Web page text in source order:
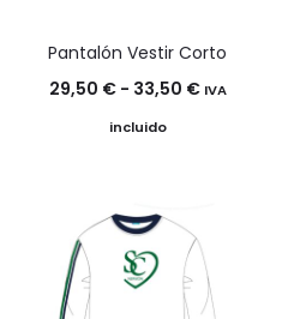
Pantalón Vestir Corto
29,50 € - 33,50 €Rango
hasta
33,50 €
IVA
incluido